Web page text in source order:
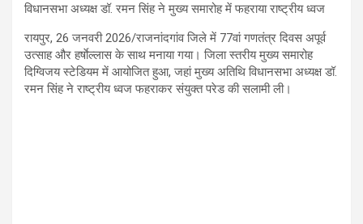
विधानसभा अध्यक्ष डॉ. रमन सिंह ने मुख्य समारोह में फहराया राष्ट्रीय ध्वज
रायपुर, 26 जनवरी 2026/राजनांदगांव जिले में 77वां गणतंत्र दिवस अपूर्व
उत्साह और हर्षाेल्लास के साथ मनाया गया। जिला स्तरीय मुख्य समारोह
दिग्विजय स्टेडियम में आयोजित हुआ, जहां मुख्य अतिथि विधानसभा अध्यक्ष डॉ.
रमन सिंह ने राष्ट्रीय ध्वज फहराकर संयुक्त परेड की सलामी ली।